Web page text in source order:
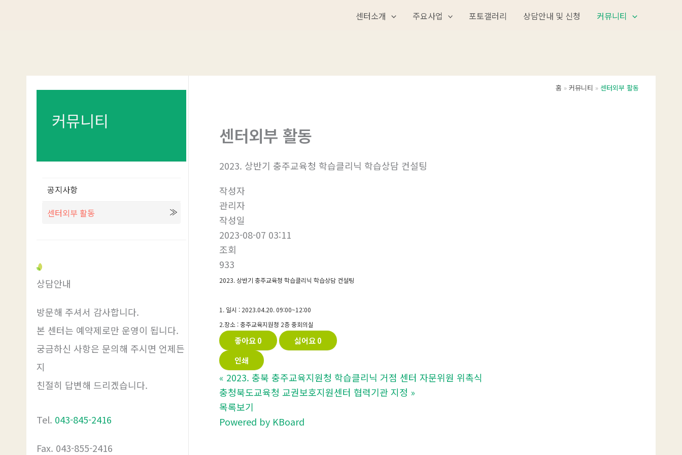
센터소개 주요사업 포토갤러리 상담안내 및 신청 커뮤니티
커뮤니티
공지사항
센터외부 활동
상담안내
방문해 주셔서 감사합니다.
본 센터는 예약제로만 운영이 됩니다.
궁금하신 사항은 문의해 주시면 언제든
지
친절히 답변해 드리겠습니다.
Tel. 043-845-2416
Fax. 043-855-2416
홈 커뮤니티 센터외부 활동
센터외부 활동
2023. 상반기 충주교육청 학습클리닉 학습상담 컨설팅
작성자
관리자
작성일
2023-08-07 03:11
조회
933
2023. 상반기 충주교육청 학습클리닉 학습상담 컨설팅
1. 일시 : 2023.04.20. 09:00~12:00
2.장소 : 충주교육지원청 2층 중회의실
좋아요0 싫어요0
인쇄
« 2023. 충북 충주교육지원청 학습클리닉 거점 센터 자문위원 위촉식
충청북도교육청 교권보호지원센터 협력기관 지정 »
목록보기
Powered by KBoard